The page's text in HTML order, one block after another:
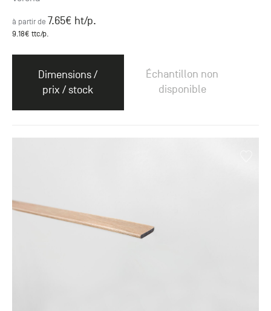
à partir de 7.65€ ht/p.
9.18€ ttc/p.
Dimensions /
prix / stock
Échantillon non
disponible